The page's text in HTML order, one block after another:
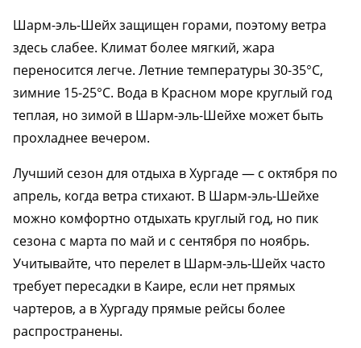
Шарм-эль-Шейх защищен горами, поэтому ветра
здесь слабее. Климат более мягкий, жара
переносится легче. Летние температуры 30-35°C,
зимние 15-25°C. Вода в Красном море круглый год
теплая, но зимой в Шарм-эль-Шейхе может быть
прохладнее вечером.
Лучший сезон для отдыха в Хургаде — с октября по
апрель, когда ветра стихают. В Шарм-эль-Шейхе
можно комфортно отдыхать круглый год, но пик
сезона с марта по май и с сентября по ноябрь.
Учитывайте, что перелет в Шарм-эль-Шейх часто
требует пересадки в Каире, если нет прямых
чартеров, а в Хургаду прямые рейсы более
распространены.